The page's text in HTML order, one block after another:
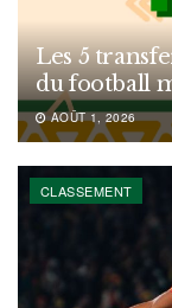
Les 5
du football
AOÛT 1, 2026
CLASSEMENT